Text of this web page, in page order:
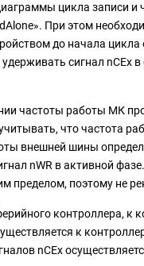
цикла записи и
При этом
до начала цикла
сигнал nCEx
частоты работы МК
что частота
внешней шины
nWR в активной
пределом, поэтому не
контроллера, к
к
nCEx